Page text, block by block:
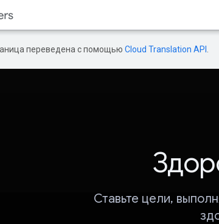
переведена с помощью Cloud Translation API
Ставьте цели,